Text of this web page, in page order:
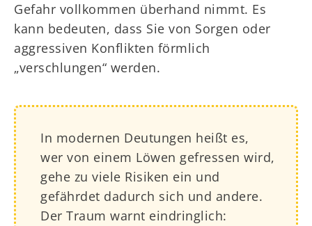
Gefahr vollkommen überhand nimmt. Es
kann bedeuten, dass Sie von Sorgen oder
aggressiven Konflikten förmlich
„verschlungen“ werden.
In modernen Deutungen heißt es,
wer von einem Löwen gefressen wird,
gehe zu viele Risiken ein und
gefährdet dadurch sich und andere.
Der Traum warnt eindringlich: